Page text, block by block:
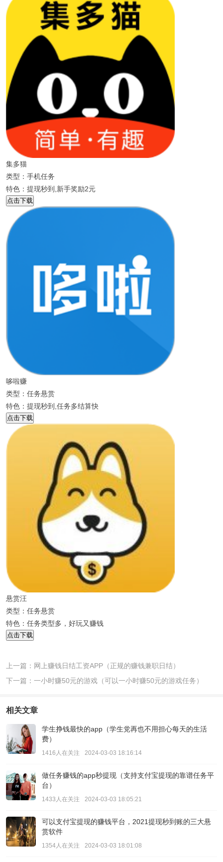
集多猫
类型：手机任务
特色：提现秒到,新手奖励2元
点击下载
哆啦赚
类型：任务悬赏
特色：提现秒到,任务多结算快
点击下载
悬赏汪
类型：任务悬赏
特色：任务类型多，好玩又赚钱
点击下载
上一篇：网上赚钱日结工资APP（正规的赚钱兼职日结）
下一篇：一小时赚50元的游戏（可以一小时赚50元的游戏任务）
相关文章
学生挣钱最快的app（学生党再也不用担心每天的生活
费）
1416人在关注 2024-03-03 18:16:14
做任务赚钱的app秒提现（支持支付宝提现的靠谱任务平
台）
1433人在关注 2024-03-03 18:05:21
可以支付宝提现的赚钱平台，2021提现秒到账的三大悬
赏软件
1354人在关注 2024-03-03 18:01:08